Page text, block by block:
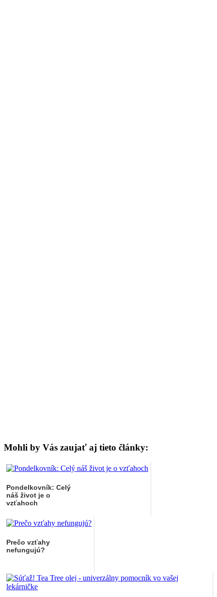
Mohli by Vás zaujať aj tieto články:
Pondelkovník: Celý
náš život je o
vzťahoch
Prečo vzťahy
nefungujú?